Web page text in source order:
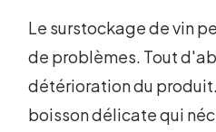
Le surstockage de vin
de problèmes. Tout
détérioration du produit.
boisson délicate qui